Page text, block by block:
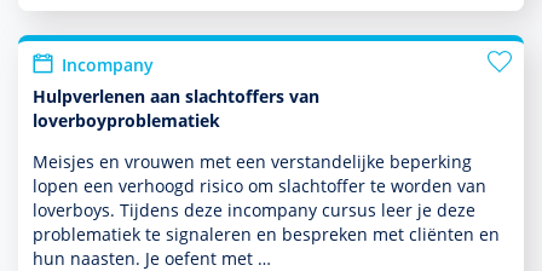
Incompany
Hulpverlenen aan slachtoffers van
loverboyproblematiek
Meisjes en vrouwen met een ver­stande­lijke beper­king
lopen een verhoogd risico om slachtoffer te worden van
loverboys. Tijdens deze incompany cursus leer je deze
proble­ma­tiek te signa­leren en bespreken met cliënten en
hun naasten. Je oefent met …